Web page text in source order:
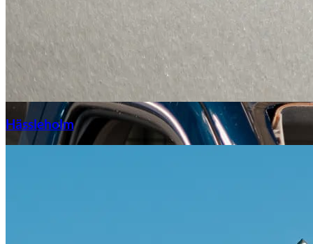
Hässleholm